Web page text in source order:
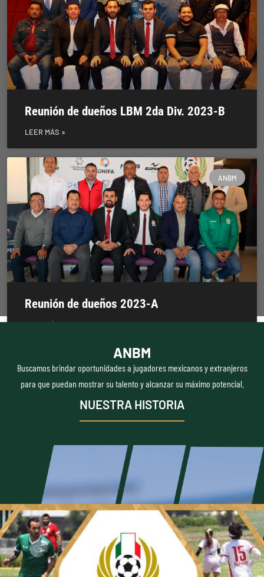
Reunión de dueños LBM 2da Div. 2023-B
LEER MÁS »
ANBM
Reunión de dueños 2023-A
LEER MÁS »
ANBM
Buscamos brindar oportunidades a jugadores mexicanos y extranjeros
para que puedan mostrar su talento y alcanzar su máximo potencial.
NUESTRA HISTORIA